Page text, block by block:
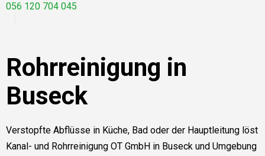
056 120 704 045
Rohrreinigung in
Buseck
Verstopfte Abflüsse in Küche, Bad oder der Hauptleitung löst
Kanal- und Rohrreinigung OT GmbH in Buseck und Umgebung